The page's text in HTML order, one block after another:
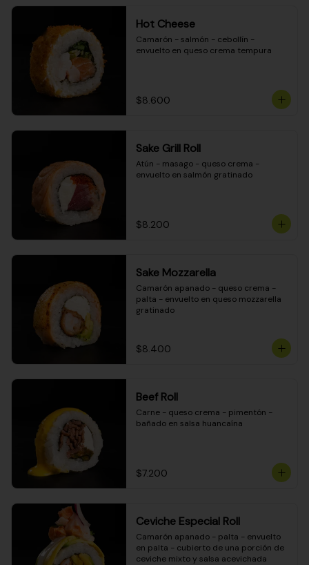
Hot Cheese
Camarón - salmón - cebollín -
envuelto en queso crema tempura
$8.600
Sake Grill Roll
Atún - masago - queso crema -
envuelto en salmón gratinado
$8.200
Sake Mozzarella
Camarón apanado - queso crema -
palta - envuelto en queso mozzarella
gratinado
$8.400
Beef Roll
Carne - queso crema - pimentón -
bañado en salsa huancaína
$7.200
Ceviche Especial Roll
Camarón apanado - palta - envuelto
en palta - cubierto de una porción de
ceviche mixto y salsa acevichada